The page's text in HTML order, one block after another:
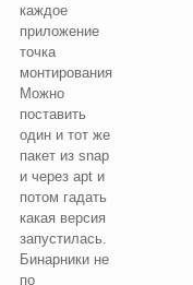
каждое
приложение
точка
монтирования.
Можно
поставить
один и тот же
пакет из snap
и через apt и
потом гадать
какая версия
запустилась.
Бинарники не
по